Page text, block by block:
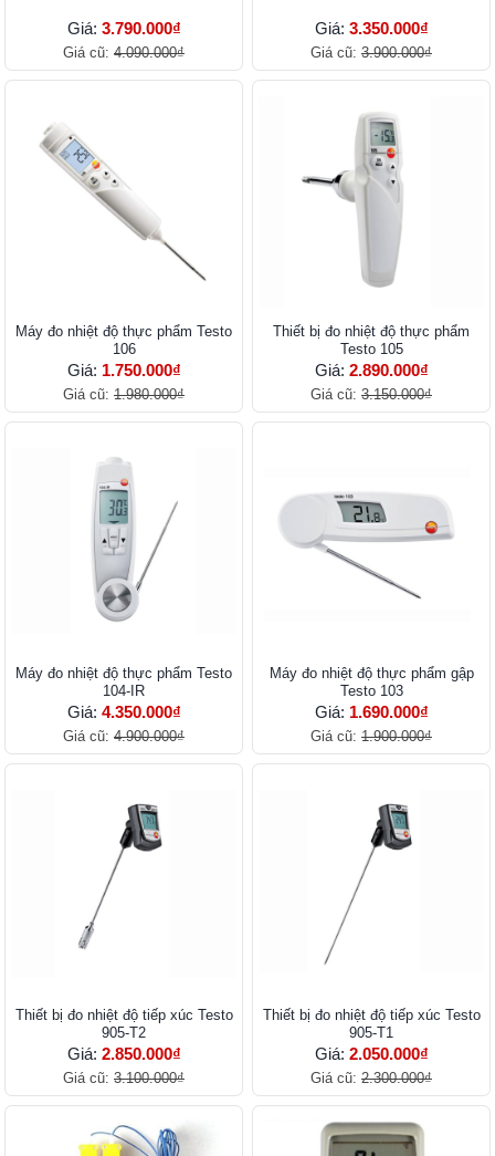
Giá: 3.790.000₫
Giá cũ: 4.090.000₫
Giá: 3.350.000₫
Giá cũ: 3.900.000₫
Máy đo nhiệt độ thực phẩm Testo
106
Giá: 1.750.000₫
Giá cũ: 1.980.000₫
Thiết bị đo nhiệt độ thực phẩm
Testo 105
Giá: 2.890.000₫
Giá cũ: 3.150.000₫
Máy đo nhiệt độ thực phẩm Testo
104-IR
Giá: 4.350.000₫
Giá cũ: 4.900.000₫
Máy đo nhiệt độ thực phẩm gập
Testo 103
Giá: 1.690.000₫
Giá cũ: 1.900.000₫
Thiết bị đo nhiệt độ tiếp xúc Testo
905-T2
Giá: 2.850.000₫
Giá cũ: 3.100.000₫
Thiết bị đo nhiệt độ tiếp xúc Testo
905-T1
Giá: 2.050.000₫
Giá cũ: 2.300.000₫